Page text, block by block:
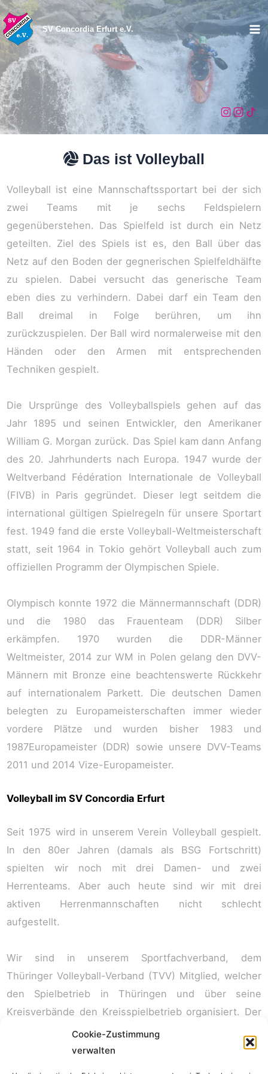
Cookie-Zustimmung
verwalten
Zum
Inhalt
springen
SV Concordia Erfurt e.V.
Das ist Volleyball
Volleyball ist eine Mannschaftssportart bei der sich
zwei Teams mit je sechs Feldspielern
gegenüberstehen. Das Spielfeld ist durch ein Netz
geteilten. Ziel des Spiels ist es, den Ball über das
Netz auf den Boden der gegnerischen Spielfeldhälfte
zu spielen. Dabei versucht das generische Team
eben dies zu verhindern. Dabei darf ein Team den
Ball dreimal in Folge berühren, um ihn
zurückzuspielen. Der Ball wird normalerweise mit den
Händen oder den Armen mit entsprechenden
Techniken gespielt.
Die Ursprünge des Volleyballspiels gehen auf das
Jahr 1895 und seinen Entwickler, den Amerikaner
William G. Morgan zurück. Das Spiel kam dann Anfang
des 20. Jahrhunderts nach Europa. 1947 wurde der
Weltverband Fédération Internationale de Volleyball
(FIVB) in Paris gegründet. Dieser legt seitdem die
international gültigen Spielregeln für unsere Sportart
fest. 1949 fand die erste Volleyball-Weltmeisterschaft
statt, seit 1964 in Tokio gehört Volleyball auch zum
offiziellen Programm der Olympischen Spiele.
Olympisch konnte 1972 die Männermannschaft (DDR)
und die 1980 das Frauenteam (DDR) Silber
erkämpfen. 1970 wurden die DDR-Männer
Weltmeister, 2014 zur WM in Polen gelang den DVV-
Männern mit Bronze eine beachtenswerte Rückkehr
auf internationalem Parkett. Die deutschen Damen
belegten zu Europameisterschaften immer wieder
vordere Plätze und wurden bisher 1983 und
1987Europameister (DDR) sowie unsere DVV-Teams
2011 und 2014 Vize-Europameister.
Volleyball im SV Concordia Erfurt
Seit 1975 wird in unserem Verein Volleyball gespielt.
In den 80er Jahren (damals als BSG Fortschritt)
spielten wir noch mit drei Damen- und zwei
Herrenteams. Aber auch heute sind wir mit drei
aktiven Herrenmannschaften nicht schlecht
aufgestellt.
Wir sind in unserem Sportfachverband, dem
Thüringer Volleyball-Verband (TVV) Mitglied, welcher
den Spielbetrieb in Thüringen und über seine
Kreisverbände den Kreisspielbetrieb organisiert. Der
TVV ist seinerseits im Deutschen Volleyballverband
(DVV) Mitglied.